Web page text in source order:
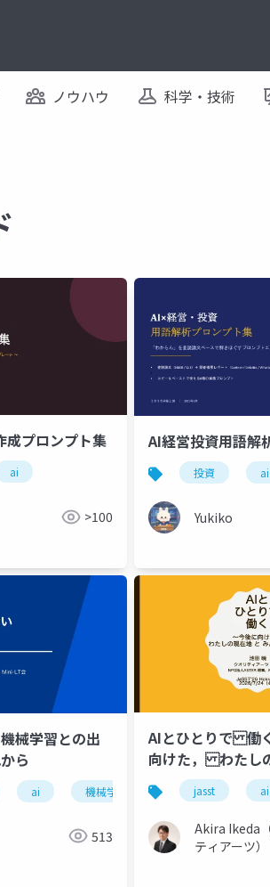
ノウハウ 科学・技術
成プロンプト集
ai
>100
AI経営投資用語解
投資 ai
Yukiko
械学習との出
ら
ai 機械学習 プログラミングサー
513
AIとひとりで
向けた， わたし
んなの論点〜
jasst ai
Akira Ikeda
ティアーツ）